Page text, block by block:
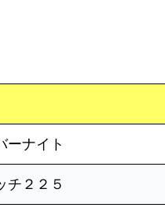
ーナイト
チ２２５